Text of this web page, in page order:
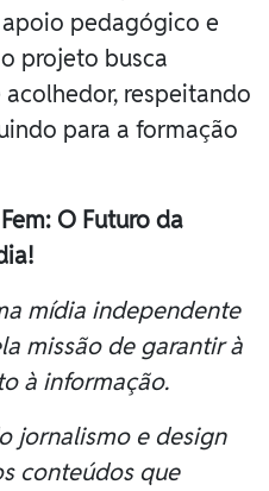
pedagógico e
projeto busca
respeitando
para a formação
O Futuro da
mídia independente
missão de garantir à
à informação.
jornalismo e design
conteúdos que